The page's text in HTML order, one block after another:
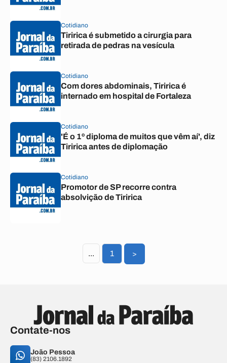
Cotidiano
Tiririca é submetido a cirurgia para
retirada de pedras na vesícula
Cotidiano
Com dores abdominais, Tiririca é
internado em hospital de Fortaleza
Cotidiano
'É o 1º diploma de muitos que vêm aí', diz
Tiririca antes de diplomação
Cotidiano
Promotor de SP recorre contra
absolvição de Tiririca
... 1 >
Contate-nos
João Pessoa
(83) 2106.1892